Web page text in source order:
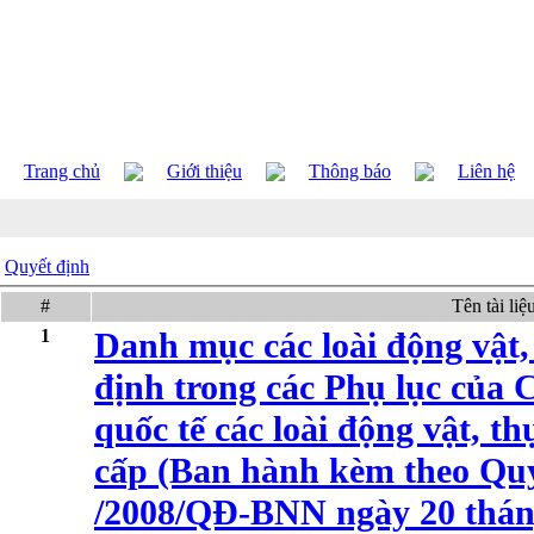
Trang chủ Giới thiệu Thông báo Liên hệ
Quyết định
#
Tên tài
1
Danh mục các loài động
định trong các Phụ lục của
quốc tế các loài động vật,
cấp (Ban hành kèm theo
/2008/QĐ-BNN ngày 20